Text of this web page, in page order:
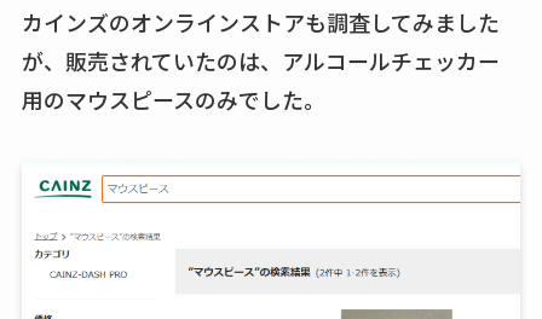
カインズのオンラインストアも調査してみました
が、販売されていたのは、アルコールチェッカー
用のマウスピースのみでした。